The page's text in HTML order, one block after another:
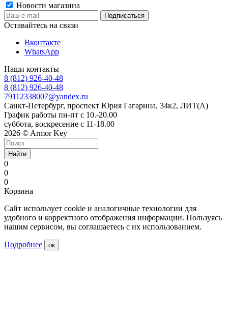
Новости магазина
Оставайтесь на связи
Вконтакте
WhatsApp
Наши контакты
8 (812) 926-40-48
8 (812) 926-40-48
79112338007@yandex.ru
Санкт-Петербург, проспект Юрия Гагарина, 34к2, ЛИТ(А)
График работы пн-пт с 10.-20.00
суббота, воскресение с 11-18.00
2026 © Armor Key
Найти
0
0
0
Корзина
Сайт использует cookie и аналогичные технологии для
удобного и корректного отображения информации. Пользуясь
нашим сервисом, вы соглашаетесь с их использованием.
Подробнее ок